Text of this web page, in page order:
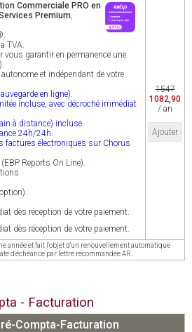
Commerciale PRO en
Premium,
TVA.
garantir en permanence une
et indépendant de votre
en ligne).
incluse, avec décroché immédiat
à distance) incluse.
24h/24h.
factures électroniques sur Chorus
Reports On Line).
dès réception de votre paiement.
dès réception de votre paiement.
1547
1082,90
/ an
Ajouter
année et fait l'objet d'un renouvellement automatique
d'échéance par lettre recommandée AR.
- Facturation
Compta-Facturation